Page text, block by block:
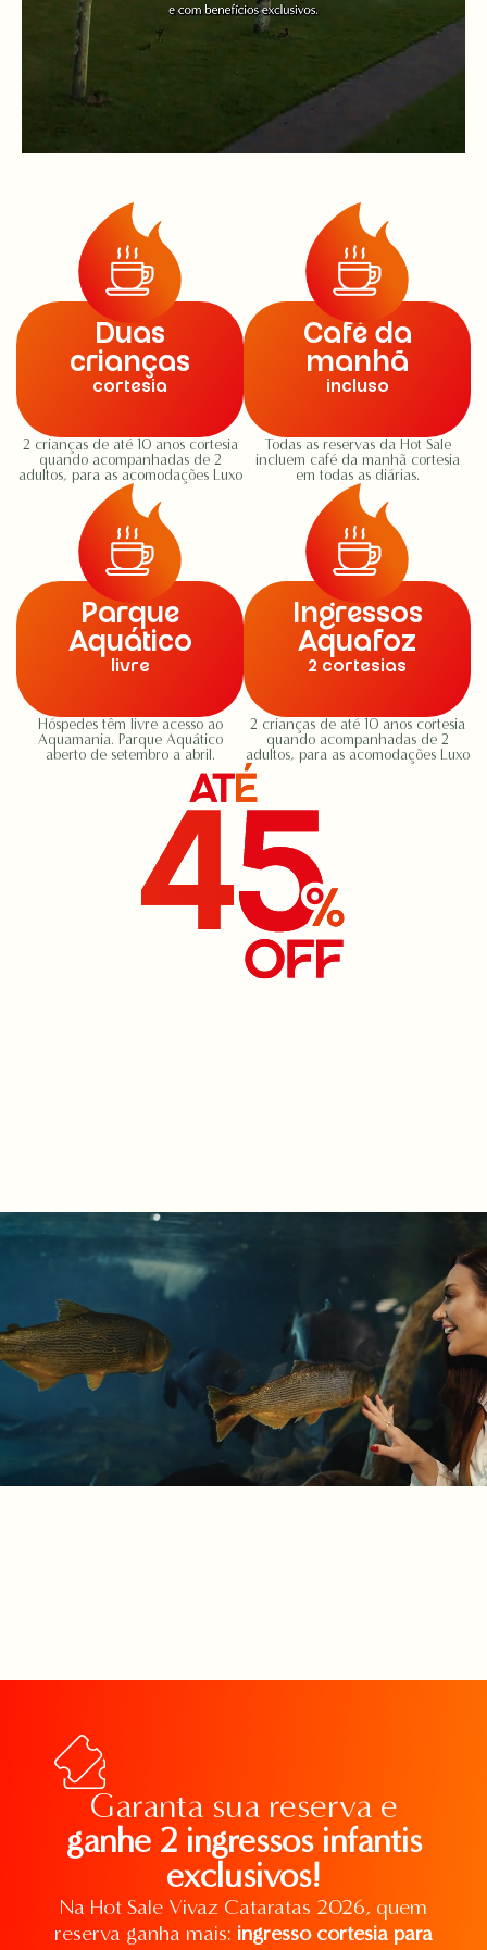
Duas
crianças
cortesia
2 crianças de até 10 anos cortesia
quando acompanhadas de 2
adultos, para as acomodações Luxo
Café da
manhã
incluso
Todas as reservas da Hot Sale
incluem café da manhã cortesia
em todas as diárias.
Parque
Aquático
livre
Hóspedes têm livre acesso ao
Aquamania. Parque Aquático
aberto de setembro a abril.
Ingressos
Aquafoz
2 cortesias
2 crianças de até 10 anos cortesia
quando acompanhadas de 2
adultos, para as acomodações Luxo
Garanta sua reserva e
ganhe 2 ingressos infantis
exclusivos!
Na Hot Sale Vivaz Cataratas 2026, quem
reserva ganha mais: ingresso cortesia para